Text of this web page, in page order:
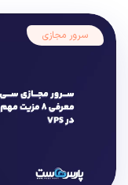
سرور مجازی